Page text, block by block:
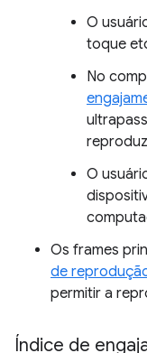
O
toque
No
O
Os frames
de
permitir a
Índice de